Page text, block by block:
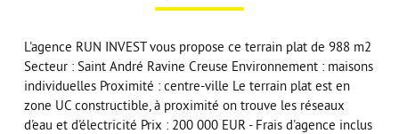
L'agence RUN INVEST vous propose ce terrain plat de 988 m2
Secteur : Saint André Ravine Creuse Environnement : maisons
individuelles Proximité : centre-ville Le terrain plat est en
zone UC constructible, à proximité on trouve les réseaux
d'eau et d'électricité Prix : 200 000 EUR - Frais d'agence inclus